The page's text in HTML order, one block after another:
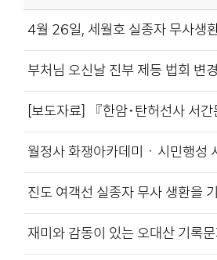
4월 26일, 세월호 실종자 무사생
부처님 오신날 진부 제등 법회 변
[보도자료] 『한암･탄허선사 서
월정사 화쟁아카데미ㆍ시민행성
진도 여객선 실종자 무사 생환을
재미와 감동이 있는 오대산 기록